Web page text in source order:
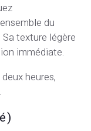
du
texture légère
immédiate.
heures,